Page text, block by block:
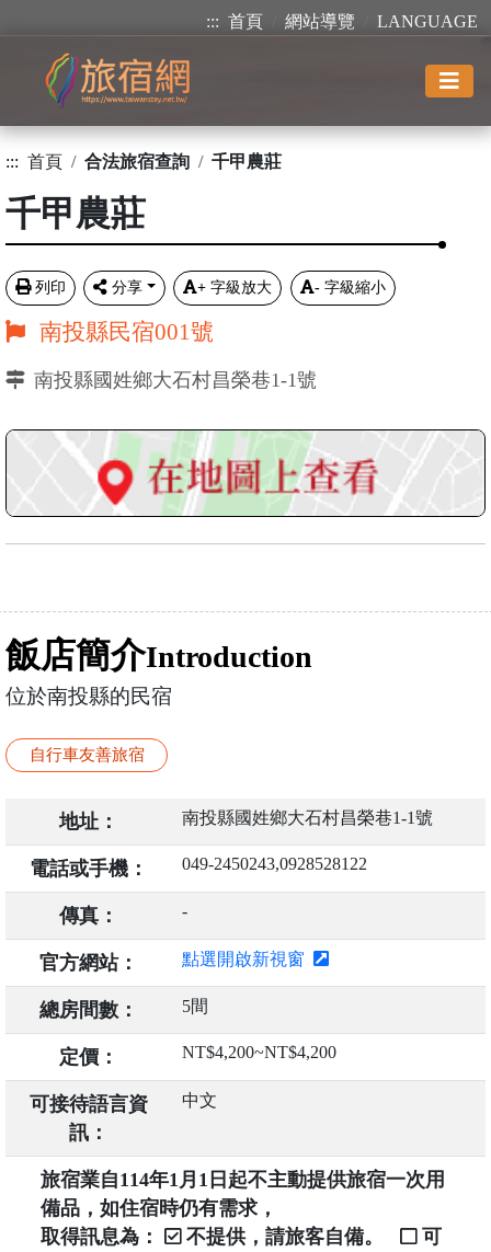
::: 首頁 網站導覽 LANGUAGE
::: 首頁 合法旅宿查詢 千甲農莊
千甲農莊
列印 分享 + 字級放大 - 字級縮小
南投縣民宿001號
南投縣國姓鄉大石村昌榮巷1-1號
飯店簡介Introduction
位於南投縣的民宿
自行車友善旅宿
地址： 南投縣國姓鄉大石村昌榮巷1-1號
電話或手機： 049-2450243,0928528122
傳真： -
官方網站： 點選開啟新視窗
總房間數： 5間
定價： NT$4,200~NT$4,200
可接待語言資
訊：
中文
旅宿業自114年1月1日起不主動提供旅宿一次用
備品，如住宿時仍有需求，
取得訊息為：
不提供，請旅客自備。
可